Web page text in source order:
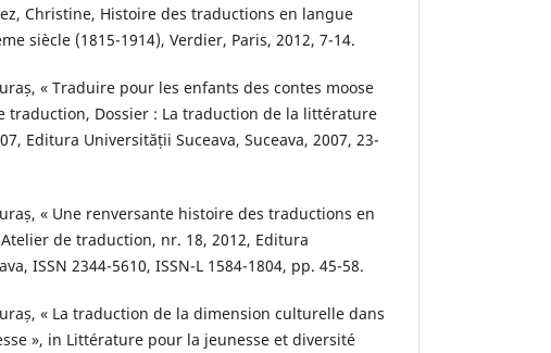
Christine, Histoire des traductions en langue
siècle (1815-1914), Verdier, Paris, 2012, 7-14.
« Traduire pour les enfants des contes moose
traduction, Dossier : La traduction de la littérature
Editura Universității Suceava, Suceava, 2007, 23-
« Une renversante histoire des traductions en
de traduction, nr. 18, 2012, Editura
ISSN 2344-5610, ISSN-L 1584-1804, pp. 45-58.
« La traduction de la dimension culturelle dans
», in Littérature pour la jeunesse et diversité